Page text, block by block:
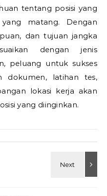
tentang posisi yang
matang. Dengan
dan tujuan jangka
dengan jenis
peluang untuk sukses
dokumen, latihan tes,
lokasi kerja akan
yang diinginkan.